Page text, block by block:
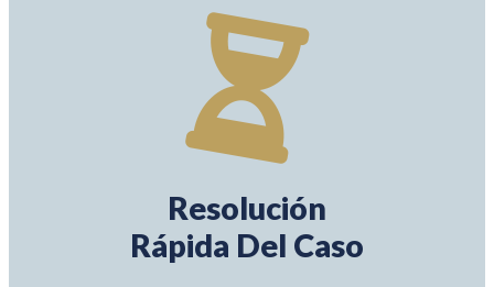
Resolución
Rápida Del Caso